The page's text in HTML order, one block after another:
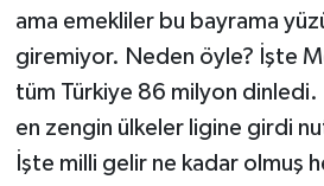
ama emekliler bu bayrama
giremiyor. Neden öyle? İşte
tüm Türkiye 86 milyon dinledi.
en zengin ülkeler ligine girdi
İşte milli gelir ne kadar olmuş